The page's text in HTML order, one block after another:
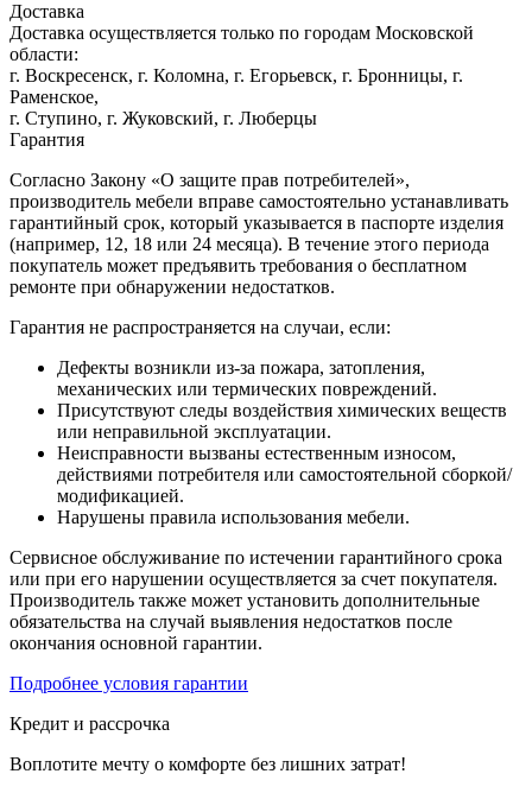
Доставка
Доставка осуществляется только по городам Московской
области:
г. Воскресенск, г. Коломна, г. Егорьевск, г. Бронницы, г.
Раменское,
г. Ступино, г. Жуковский, г. Люберцы
Гарантия
Согласно Закону «О защите прав потребителей»,
производитель мебели вправе самостоятельно устанавливать
гарантийный срок, который указывается в паспорте изделия
(например, 12, 18 или 24 месяца). В течение этого периода
покупатель может предъявить требования о бесплатном
ремонте при обнаружении недостатков.
Гарантия не распространяется на случаи, если:
Дефекты возникли из-за пожара, затопления,
механических или термических повреждений.
Присутствуют следы воздействия химических веществ
или неправильной эксплуатации.
Неисправности вызваны естественным износом,
действиями потребителя или самостоятельной сборкой/
модификацией.
Нарушены правила использования мебели.
Сервисное обслуживание по истечении гарантийного срока
или при его нарушении осуществляется за счет покупателя.
Производитель также может установить дополнительные
обязательства на случай выявления недостатков после
окончания основной гарантии.
Подробнее условия гарантии
Кредит и рассрочка
Воплотите мечту о комфорте без лишних затрат!